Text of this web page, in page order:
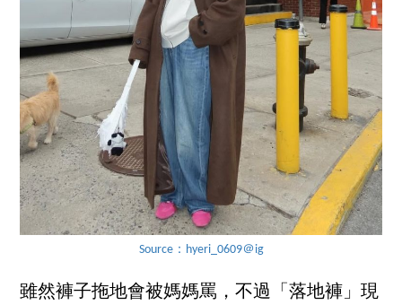
Source：hyeri_0609＠ig
雖然褲子拖地會被媽媽罵，不過「落地褲」現